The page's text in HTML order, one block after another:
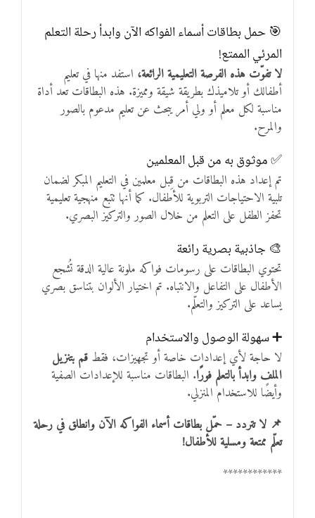
🎯 حمل بطاقات أسماء الفواكه الآن وابدأ رحلة التعلم
المرئي الممتع!
لا تفوّت هذه الفرصة التعليمية الرائعة، استفد منها في تعليم
أطفالك أو تلاميذك بطريقة شيقة ومميزة. هذه البطاقات تعد أداة
مناسبة لكل معلم أو ولي أمر يبحث عن تعليم مدعوم بالصور
والمرح.
✅ موثوق به من قبل المعلمين
تم إعداد هذه البطاقات من قِبل معلمين في التعليم المبكر لضمان
تلبية الاحتياجات التربوية للأطفال. كما أنها تتبع منهجية تعليمية
تحفز الطفل على التعلم من خلال الصور والتركيز البصري.
🎨 جاذبية بصرية رائعة
تحتوي البطاقات على رسومات فواكه ملونة عالية الدقة تُشجع
الأطفال على التفاعل والانتباه. تم اختيار الألوان بتناسق بصري
يساعد على التركيز والتعلّم.
➕ سهولة الوصول والاستخدام
لا حاجة لأي إعدادات خاصة أو تجهيزات، فقط قم بتنزيل
الملف وابدأ بالتعلم فورًا. البطاقات مناسبة للإعدادات الصفية
وأيضًا للاستخدام المنزلي.
📌 لا تتردد – حمّل بطاقات أسماء الفواكه الآن وانطلق في رحلة
تعلّم ممتعة ومسلية للأطفال!
************